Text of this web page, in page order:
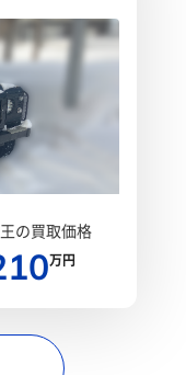
の買取価格
万円